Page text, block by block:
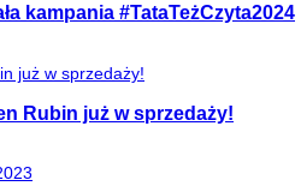
kampania #TataTeżCzyta2024
Rubin już w sprzedaży!